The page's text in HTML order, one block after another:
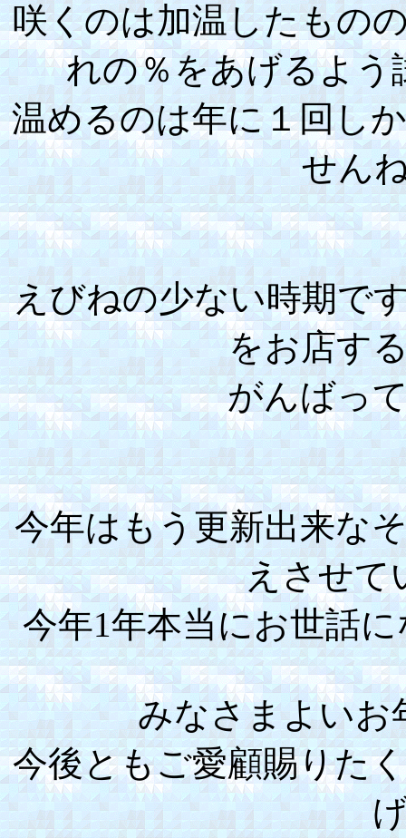
咲くのは加温したもの
れの％をあげるよう
温めるのは年に１回し
せん
えびねの少ない時期で
をお店す
がんばっ
今年はもう更新出来な
えさせて
今年1年本当にお世話
みなさまよいお
今後ともご愛顧賜りた